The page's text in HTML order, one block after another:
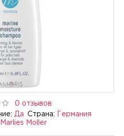
Да Страна:
Германия
Marlies Moller
0 отзывов